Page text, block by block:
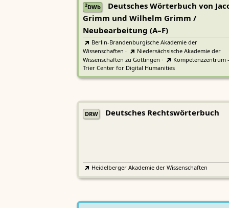
2DWb
Deutsches Wörterbuch von
Grimm und Wilhelm Grimm /
Neubearbeitung (A–F)
Berlin-Brandenburgische Akademie der
Wissenschaften ·
Niedersächsische Akademie der
Wissenschaften zu Göttingen ·
Kompetenzzentrum -
Trier Center for Digital Humanities
DRW Deutsches Rechtswörterbuch
Heidelberger Akademie der Wissenschaften